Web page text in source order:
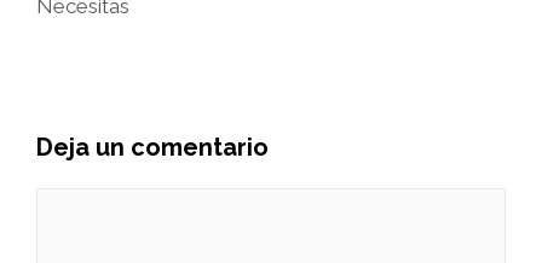
Necesitas
Deja un comentario